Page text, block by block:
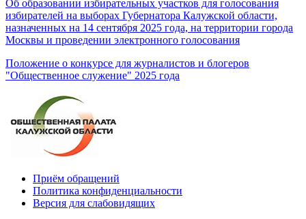
Об образовании избирательных участков для голосования
избирателей на выборах Губернатора Калужской области,
назначенных на 14 сентября 2025 года, на территории города
Москвы и проведении электронного голосования
Положение о конкурсе для журналистов и блогеров
"Общественное служение" 2025 года
Приём обращений
Политика конфиденциальности
Версия для слабовидящих